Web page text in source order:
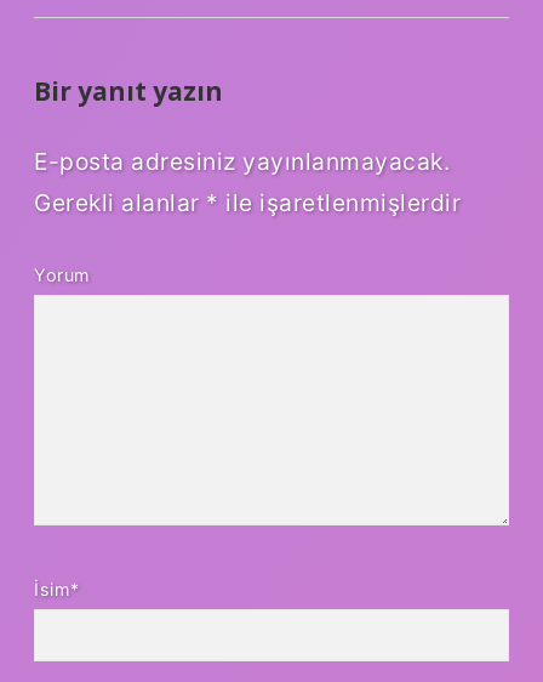
Bir yanıt yazın
E-posta adresiniz yayınlanmayacak.
Gerekli alanlar * ile işaretlenmişlerdir
Yorum
İsim*